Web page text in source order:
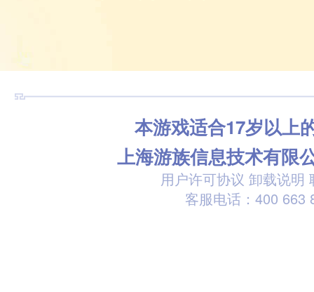
本游戏适合17岁以上
上海游族信息技术有限
用户许可协议 卸载说明
客服电话：400 663